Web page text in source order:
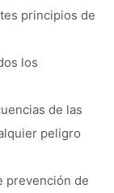
principios de
los
de las
peligro
prevención de